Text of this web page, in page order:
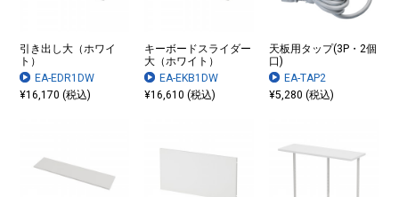
引き出し大（ホワイ
ト）
EA-EDR1DW
¥16,170 (税込)
キーボードスライダー
大（ホワイト）
EA-EKB1DW
¥16,610 (税込)
天板用タップ(3P・2個
口)
EA-TAP2
¥5,280 (税込)